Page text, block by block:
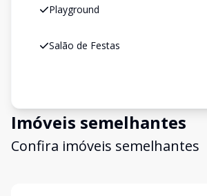
Playground
Salão de Festas
Imóveis semelhantes
Confira imóveis semelhantes